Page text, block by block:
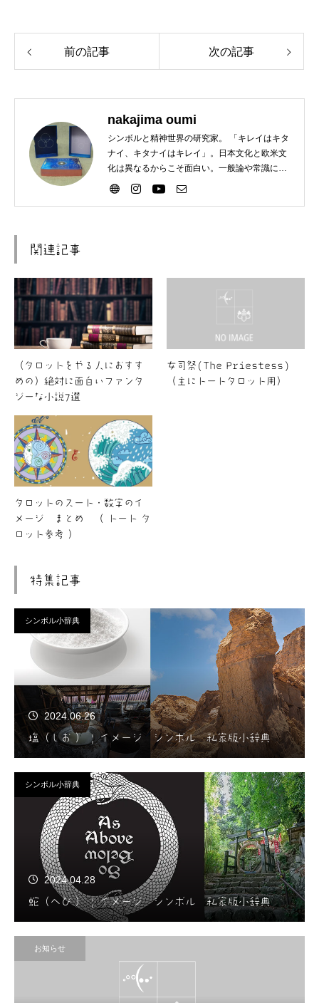
前の記事 次の記事
nakajima oumi
シンボルと精神世界の研究家。 「キレイはキタ
ナイ、キタナイはキレイ」。日本文化と欧米文
化は異なるからこそ面白い。一般論や常識に違
和感がある方歓迎。
関連記事
（タロットをやる人におすす
めの）絶対に面白いファンタ
ジーな小説7選
女司祭(The Priestess)
（主にトートタロット用）
タロットのスート・数字のイ
メージ まとめ （ トート タ
ロット参考 ）
特集記事
シンボル小辞典
2024.06.26
塩（しお ） | イメージ シンボル 私家版小辞典
シンボル小辞典
2024.04.28
蛇（へび ） | イメージ シンボル 私家版小辞典
お知らせ